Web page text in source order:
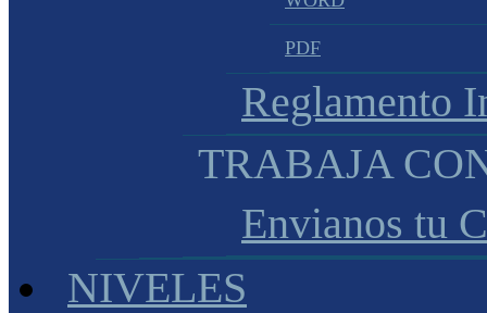
PDF
Reglamento
TRABAJA
Envianos tu
NIVELES